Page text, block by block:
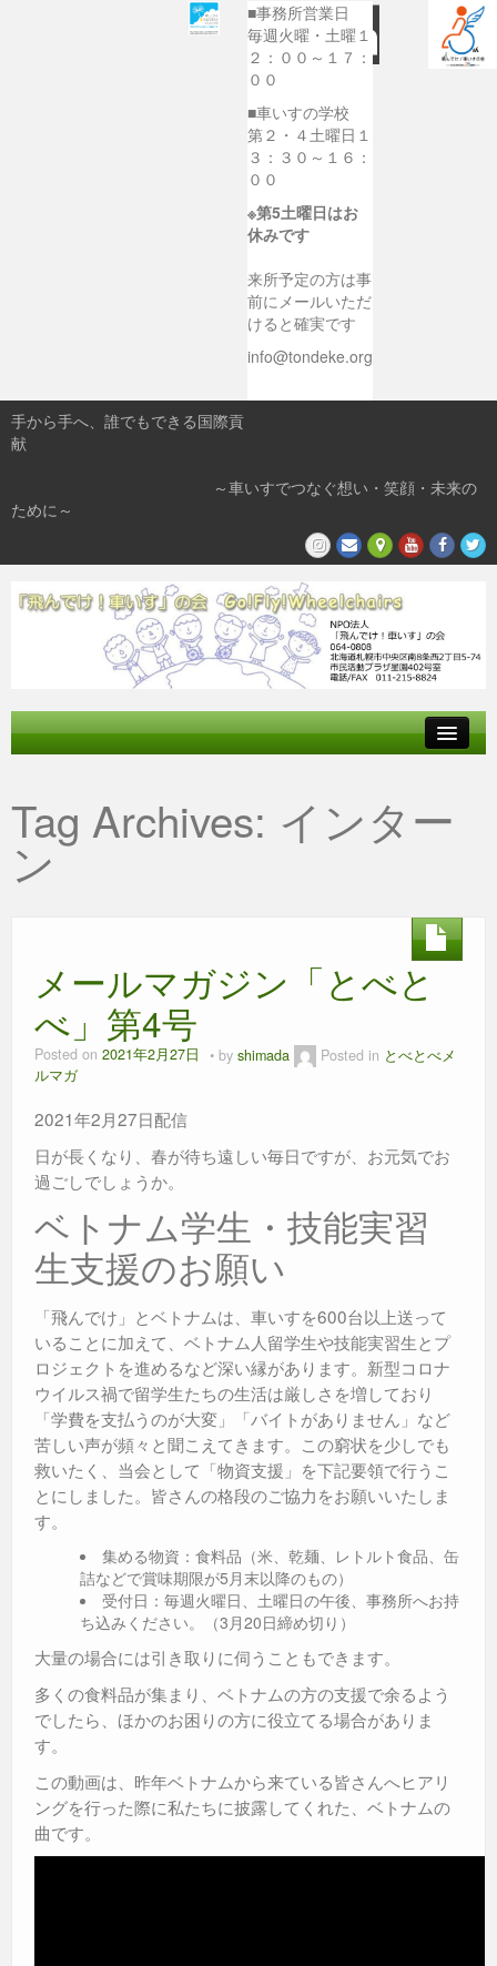
■事務所営業日
毎週火曜・土曜１
２：００～１７：
００
■車いすの学校
第２・４土曜日１
３：３０～１６：
００
※第5土曜日はお
休みです
来所予定の方は事
前にメールいただ
けると確実です
info@tondeke.org
手から手へ、誰でもできる国際貢
献
～車いすでつなぐ想い・笑顔・未来の
ために～
参加する
私たちの活動
Tag Archives: インター
ン
メールマガジン「とべと
べ」第4号
Posted on 2021年2月27日 by shimada Posted in とべとべメ
ルマガ
2021年2月27日配信
日が長くなり、春が待ち遠しい毎日ですが、お元気でお
過ごしでしょうか。
ベトナム学生・技能実習
生支援のお願い
「飛んでけ」とベトナムは、車いすを600台以上送って
いることに加えて、ベトナム人留学生や技能実習生とプ
ロジェクトを進めるなど深い縁があります。新型コロナ
ウイルス禍で留学生たちの生活は厳しさを増しており
「学費を支払うのが大変」「バイトがありません」など
苦しい声が頻々と聞こえてきます。この窮状を少しでも
救いたく、当会として「物資支援」を下記要領で行うこ
とにしました。皆さんの格段のご協力をお願いいたしま
す。
集める物資：食料品（米、乾麺、レトルト食品、缶
詰などで賞味期限が5月末以降のもの）
受付日：毎週火曜日、土曜日の午後、事務所へお持
ち込みください。（3月20日締め切り）
大量の場合には引き取りに伺うこともできます。
多くの食料品が集まり、ベトナムの方の支援で余るよう
でしたら、ほかのお困りの方に役立てる場合がありま
す。
この動画は、昨年ベトナムから来ている皆さんへヒアリ
ングを行った際に私たちに披露してくれた、ベトナムの
曲です。